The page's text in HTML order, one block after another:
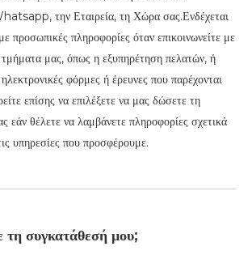
την Εταιρεία, τη Χώρα σας.Ενδέχεται
προσωπικές πληροφορίες όταν επικοινωνείτε με
μας, όπως η εξυπηρέτηση πελατών, ή
φόρμες ή έρευνες που παρέχονται
επίσης να επιλέξετε να μας δώσετε τη
θέλετε να λαμβάνετε πληροφορίες σχετικά
υπηρεσίες που προσφέρουμε.
συγκατάθεσή μου;